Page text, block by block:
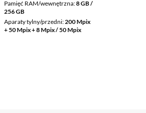
Pamięć RAM/wewnętrzna 8 GB /
256 GB
Aparaty tylny/przedni 200 Mpix
+ 50 Mpix + 8 Mpix / 50 Mpix